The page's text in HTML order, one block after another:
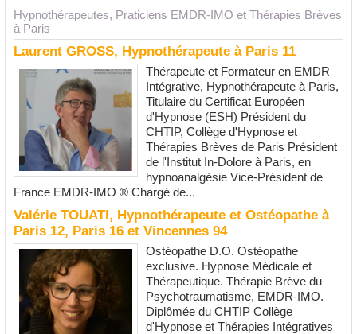
Hypnothérapeutes, Praticiens EMDR-IMO et Thérapies Brèves
à Paris
Laurent GROSS, Hypnothérapeute à Paris 11
Thérapeute et Formateur en EMDR
Intégrative, Hypnothérapeute à Paris,
Titulaire du Certificat Européen
d'Hypnose (ESH) Président du
CHTIP, Collège d'Hypnose et
Thérapies Brèves de Paris Président
de l'Institut In-Dolore à Paris, en
hypnoanalgésie Vice-Président de
France EMDR-IMO ® Chargé de...
Valérie TOUATI, Hypnothérapeute et Ostéopathe à
Paris 12, Paris 16 et Vincennes 94
Ostéopathe D.O. Ostéopathe
exclusive. Hypnose Médicale et
Thérapeutique. Thérapie Brève du
Psychotraumatisme, EMDR-IMO.
Diplômée du CHTIP Collège
d'Hypnose et Thérapies Intégratives